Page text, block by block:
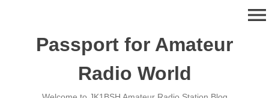
Passport for Amateur
Radio World
menu